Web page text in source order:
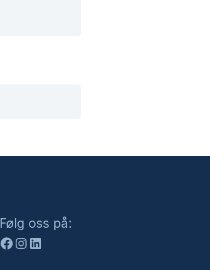
Følg oss på:
Facebook
Instagram
LinkedIn